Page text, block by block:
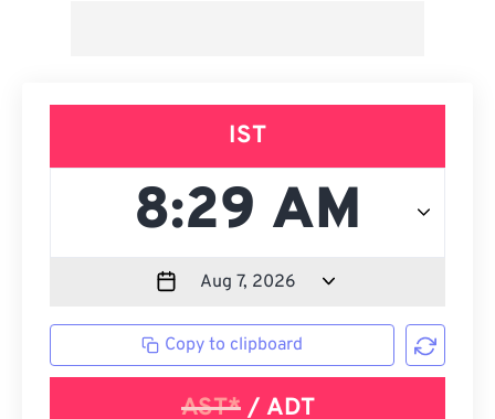
IST
Copy to clipboard
AST*/ ADT